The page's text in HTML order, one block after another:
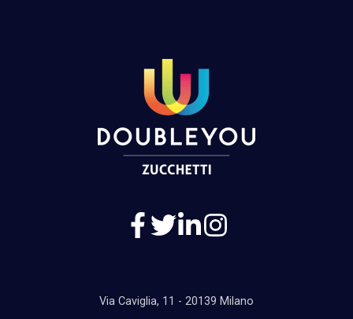
Via Caviglia, 11 - 20139 Milano